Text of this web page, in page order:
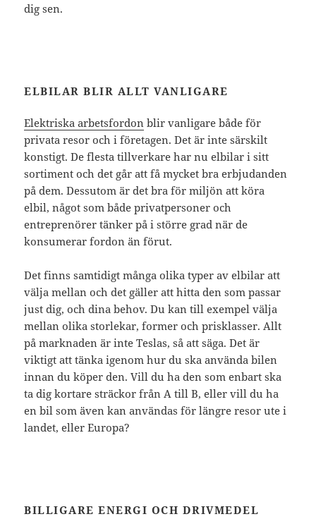
dig sen.
ELBILAR BLIR ALLT VANLIGARE
Elektriska arbetsfordon blir vanligare både för
privata resor och i företagen. Det är inte särskilt
konstigt. De flesta tillverkare har nu elbilar i sitt
sortiment och det går att få mycket bra erbjudanden
på dem. Dessutom är det bra för miljön att köra
elbil, något som både privatpersoner och
entreprenörer tänker på i större grad när de
konsumerar fordon än förut.
Det finns samtidigt många olika typer av elbilar att
välja mellan och det gäller att hitta den som passar
just dig, och dina behov. Du kan till exempel välja
mellan olika storlekar, former och prisklasser. Allt
på marknaden är inte Teslas, så att säga. Det är
viktigt att tänka igenom hur du ska använda bilen
innan du köper den. Vill du ha den som enbart ska
ta dig kortare sträckor från A till B, eller vill du ha
en bil som även kan användas för längre resor ute i
landet, eller Europa?
BILLIGARE ENERGI OCH DRIVMEDEL